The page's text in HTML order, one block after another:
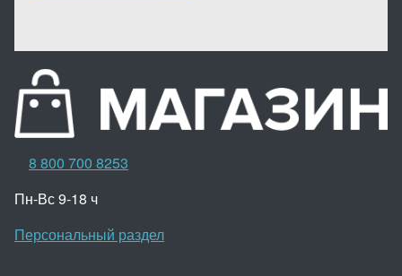
8 800 700 8253
Пн-Вс 9-18 ч
Персональный раздел